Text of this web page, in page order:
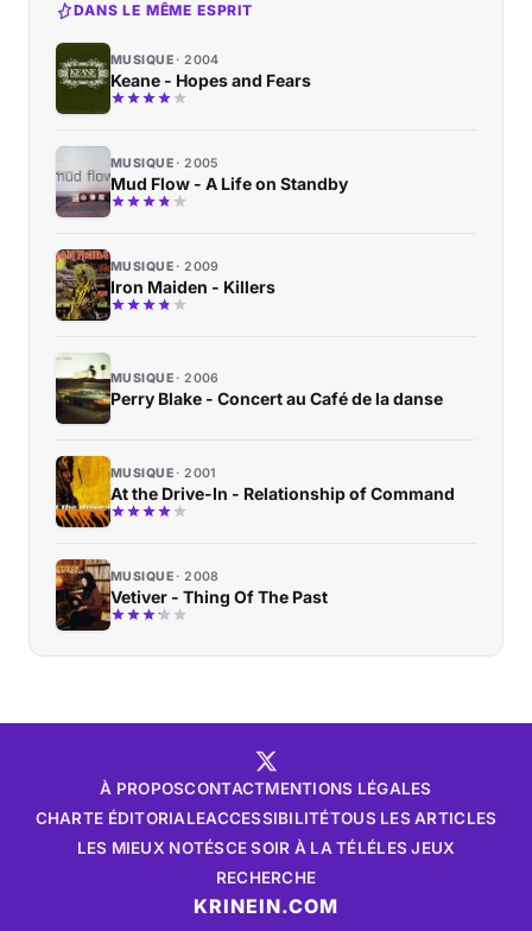
DANS LE MÊME ESPRIT
MUSIQUE 2004
Keane - Hopes and Fears
MUSIQUE 2005
Mud Flow - A Life on Standby
MUSIQUE 2009
Iron Maiden - Killers
MUSIQUE 2006
Perry Blake - Concert au Café de la danse
MUSIQUE 2001
At the Drive-In - Relationship of Command
MUSIQUE 2008
Vetiver - Thing Of The Past
À PROPOSCONTACTMENTIONS LÉGALES
CHARTE ÉDITORIALEACCESSIBILITÉTOUS LES ARTICLES
LES MIEUX NOTÉSCE SOIR À LA TÉLÉLES JEUX
RECHERCHE
KRINEIN.COM